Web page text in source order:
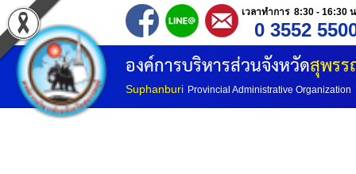
เวลาทำการ 8:30 - 16:30
0 3552
องค์การบริหารส่วนจังหวัดสุพร
Suphanburi Provincial Administrative Organization
หน้าแรก
ประวัติ อบจ